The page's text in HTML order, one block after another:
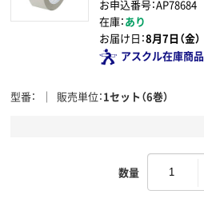
お申込番号：AP78684
在庫：あり
お届け日：8月7日（金）
アスクル在庫商品
型番 販売単位 1セット（6巻）
数量